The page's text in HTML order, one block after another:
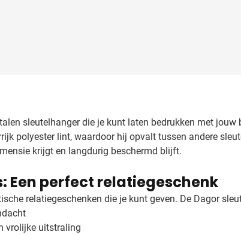
sleutelhanger die je kunt laten bedrukken met
polyester lint, waardoor hij opvalt tussen andere
krijgt en langdurig beschermd blijft.
Een perfect relatiegeschenk
relatiegeschenken die je kunt geven. De Dagor
vrolijke uitstraling